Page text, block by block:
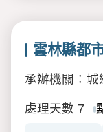
雲林縣都
承辦機關：城
處理天數 7